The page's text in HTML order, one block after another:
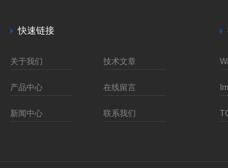
快速链接
关于我们 技术文章
产品中心 在线留言
新闻中心 联系我们